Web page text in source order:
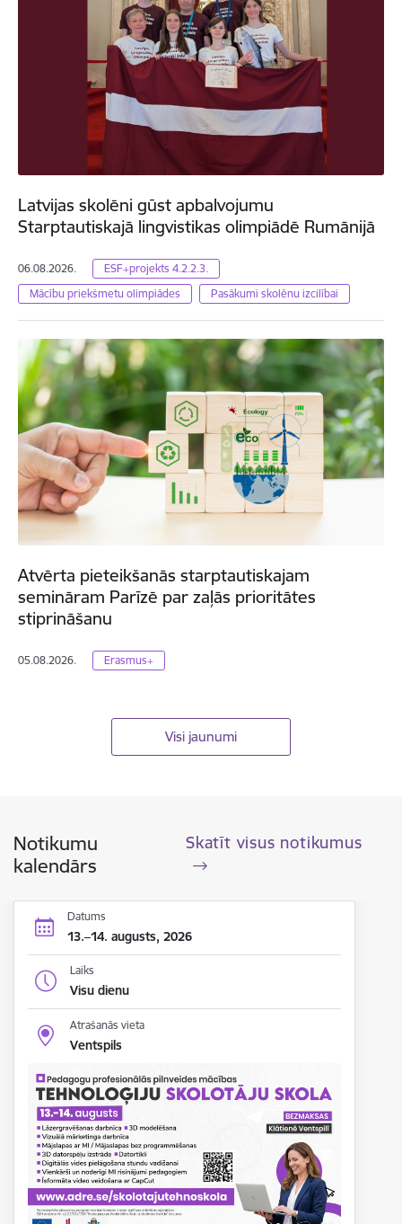
Latvijas skolēni gūst apbalvojumu
Starptautiskajā lingvistikas olimpiādē Rumānijā
06.08.2026.
ESF+projekts 4.2.2.3.
Mācību priekšmetu olimpiādes
Pasākumi skolēnu izcilībai
Atvērta pieteikšanās starptautiskajam
semināram Parīzē par zaļās prioritātes
stiprināšanu
05.08.2026. Erasmus+
Visi jaunumi
Notikumu
kalendārs
Skatīt visus notikumus
Datums
13.–14. augusts, 2026
Laiks
Visu dienu
Atrašanās vieta
Ventspils